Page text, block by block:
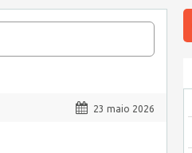
23 maio 2026